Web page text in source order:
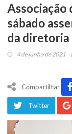
Associação
sábado
da diretoria
4 de junho de 2021
Compartilhar
Twitter